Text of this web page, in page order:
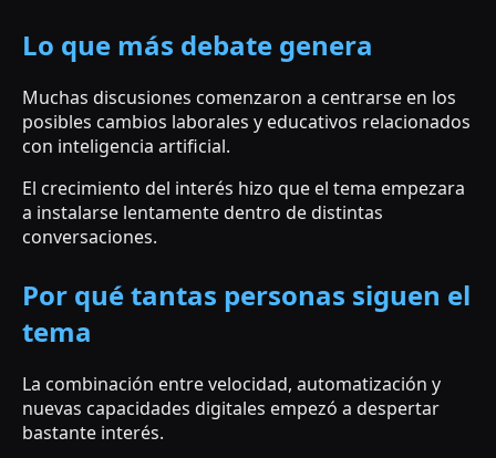
Lo que más debate genera
Muchas discusiones comenzaron a centrarse en los
posibles cambios laborales y educativos relacionados
con inteligencia artificial.
El crecimiento del interés hizo que el tema empezara
a instalarse lentamente dentro de distintas
conversaciones.
Por qué tantas personas siguen el
tema
La combinación entre velocidad, automatización y
nuevas capacidades digitales empezó a despertar
bastante interés.